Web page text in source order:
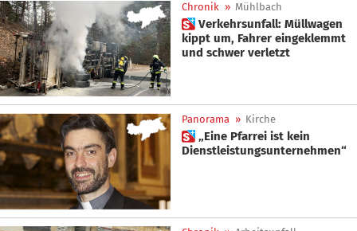
Chronik » Mühlbach
 Verkehrsunfall: Müllwagen
kippt um, Fahrer eingeklemmt
und schwer verletzt
Panorama » Kirche
 „Eine Pfarrei ist kein
Dienstleistungsunternehmen“